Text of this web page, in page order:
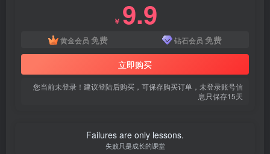
￥ 9.9
黄金会员 免费 钻石会员 免费
立即购买
您当前未登录！建议登陆后购买，可保存购买订单，未登录账号信
息只保存15天
Failures are only lessons.
失败只是成长的课堂